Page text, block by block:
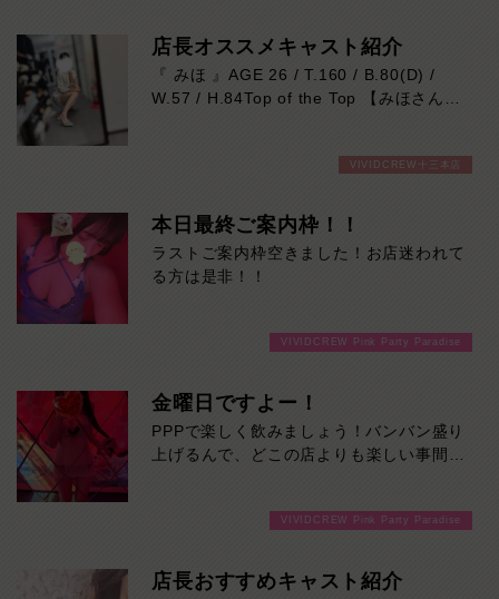
店長オススメキャスト紹介
『 みほ 』AGE 26 / T.160 / B.80(D) /
W.57 / H.84Top of the Top 【みほさん】
ていいの！？と正直私も聞いてしまいまし
業界完全未経験なので少し恥ずかしがり屋
さんではありますが、そんなところもきっ
と愛おしく思うでしょう
まさに「Top of the Top!!!!」
間を心ゆくまでご堪能ください！本日の出
勤…09:00～18:00
VIVIDCREW十三本店
本日最終ご案内枠！！
ラストご案内枠空きました！お店迷われて
る方は是非！！
VIVIDCREW Pink Party Paradise
金曜日ですよー！
PPPで楽しく飲みましょう！バンバン盛り
上げるんで、どこの店よりも楽しい事間違
VIVIDCREW Pink Party Paradise
店長おすすめキャスト紹介